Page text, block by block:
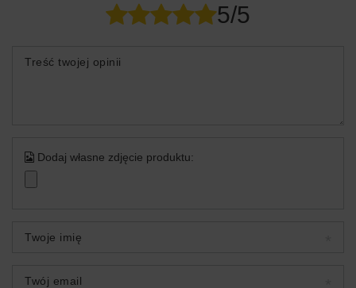
5/5
Treść twojej opinii
Dodaj własne zdjęcie produktu:
Twoje imię
Twój email